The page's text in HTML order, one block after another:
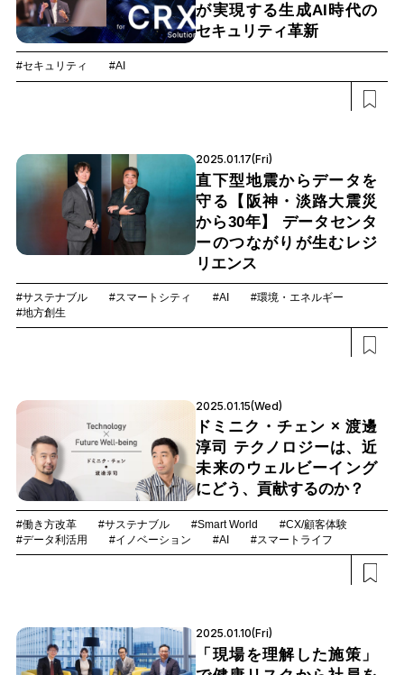
が実現する生成AI時代の
セキュリティ革新
#セキュリティ #AI
2025.01.17(Fri)
直下型地震からデータを
守る【阪神・淡路大震災
から30年】 データセンタ
ーのつながりが生むレジ
リエンス
#サステナブル #スマートシティ #AI
#環境・エネルギー
#地方創生
2025.01.15(Wed)
ドミニク・チェン × 渡邊
淳司 テクノロジーは、近
未来のウェルビーイング
にどう、貢献するのか？
#働き方改革 #サステナブル #Smart World
#CX/顧客体験
#データ利活用
#イノベーション #AI #スマートライフ
2025.01.10(Fri)
「現場を理解した施策」